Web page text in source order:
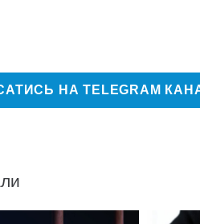
НА TELEGRAM